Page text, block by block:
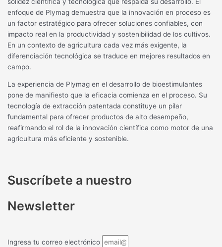
enfoque de Plymag demuestra que la innovación en proceso es
un factor estratégico para ofrecer soluciones confiables, con
impacto real en la productividad y sostenibilidad de los cultivos.
En un contexto de agricultura cada vez más exigente, la
diferenciación tecnológica se traduce en mejores resultados en
campo.
La experiencia de Plymag en el desarrollo de bioestimulantes
pone de manifiesto que la eficacia comienza en el proceso. Su
tecnología de extracción patentada constituye un pilar
fundamental para ofrecer productos de alto desempeño,
reafirmando el rol de la innovación científica como motor de una
agricultura más eficiente y sostenible.
Suscríbete a nuestro
Newsletter
Ingresa tu correo electrónico